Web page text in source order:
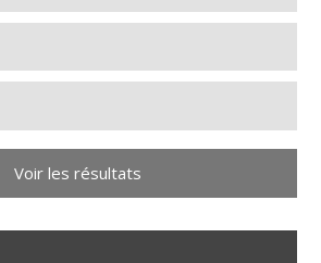
Voir les résultats